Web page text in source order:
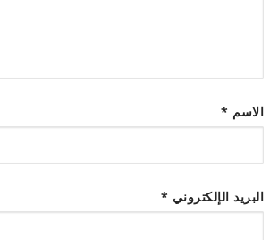
الاسم *
البريد الإلكتروني *